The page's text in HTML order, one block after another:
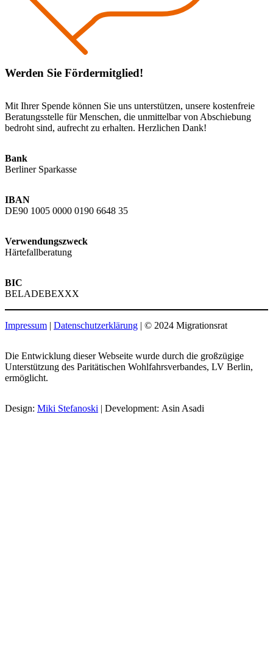
Werden Sie Fördermitglied!
Mit Ihrer Spende können Sie uns unterstützen, unsere kostenfreie
Beratungsstelle für Menschen, die unmittelbar von Abschiebung
bedroht sind, aufrecht zu erhalten. Herzlichen Dank!
Bank
Berliner Sparkasse
IBAN
DE90 1005 0000 0190 6648 35
Verwendungszweck
Härtefallberatung
BIC
BELADEBEXXX
Impressum | Datenschutzerklärung | © 2024 Migrationsrat
Die Entwicklung dieser Webseite wurde durch die großzügige
Unterstützung des Paritätischen Wohlfahrsverbandes, LV Berlin,
ermöglicht.
Design: Miki Stefanoski | Development: Asin Asadi